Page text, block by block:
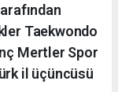
Taekwondo
Mertler Spor
il üçüncüsü